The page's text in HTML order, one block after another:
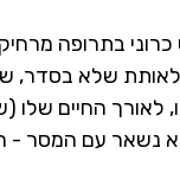
בתרופה
שלא בסדר,
לאורך החיים
נשאר עם המסר -